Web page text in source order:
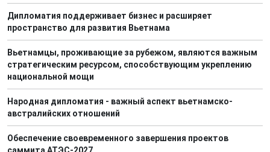
Дипломатия поддерживает бизнес и расширяет
пространство для развития Вьетнама
Вьетнамцы, проживающие за рубежом, являются важным
стратегическим ресурсом, способствующим укреплению
национальной мощи
Народная дипломатия - важный аспект вьетнамско-
австралийских отношений
Обеспечение своевременного завершения проектов